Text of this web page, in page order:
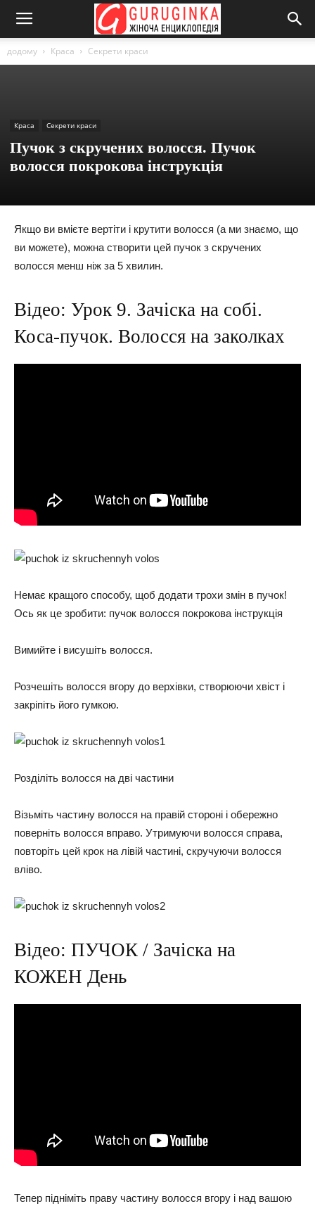
додому Краса Секрети краси
Краса Секрети краси
Пучок з скручених волосся. Пучок
волосся покрокова інструкція
Якщо ви вмієте вертіти і крутити волосся (а ми знаємо, що
ви можете), можна створити цей пучок з скручених
волосся менш ніж за 5 хвилин.
Відео: Урок 9. Зачіска на собі.
Коса-пучок. Волосся на заколках
Немає кращого способу, щоб додати трохи змін в пучок!
Ось як це зробити: пучок волосся покрокова інструкція
Вимийте і висушіть волосся.
Розчешіть волосся вгору до верхівки, створюючи хвіст і
закріпіть його гумкою.
Розділіть волосся на дві частини
Візьміть частину волосся на правій стороні і обережно
поверніть волосся вправо. Утримуючи волосся справа,
повторіть цей крок на лівій частині, скручуючи волосся
вліво.
Відео: ПУЧОК / Зачіска на
КОЖЕН День
Тепер підніміть праву частину волосся вгору і над вашою